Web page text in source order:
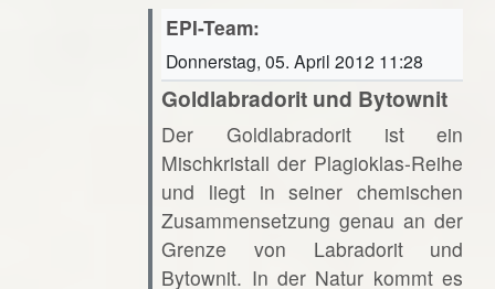
EPI-Team:
Donnerstag, 05. April 2012 11:28
Goldlabradorit und Bytownit
Der Goldlabradorit ist ein
Mischkristall der Plagioklas-Reihe
und liegt in seiner chemischen
Zusammensetzung genau an der
Grenze von Labradorit und
Bytownit. In der Natur kommt es